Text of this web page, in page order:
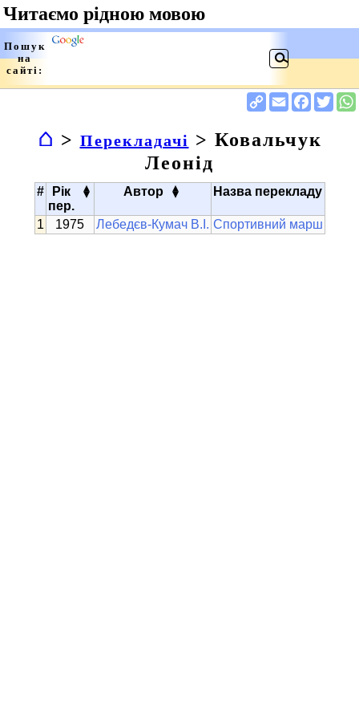
⌂ > Перекладачі > Ковальчук
Леонід
#
Рік
пер.
▴
▾ Автор ▴
▾ Назва перекладу
1975 Лебедєв-Кумач В.І. Спортивний марш